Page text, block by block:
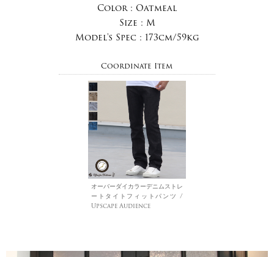
Color : Oatmeal
Size : M
Model's Spec : 173cm/59kg
Coordinate Item
オーバーダイカラーデニムストレ
ートタイトフィットパンツ /
Upscape Audience